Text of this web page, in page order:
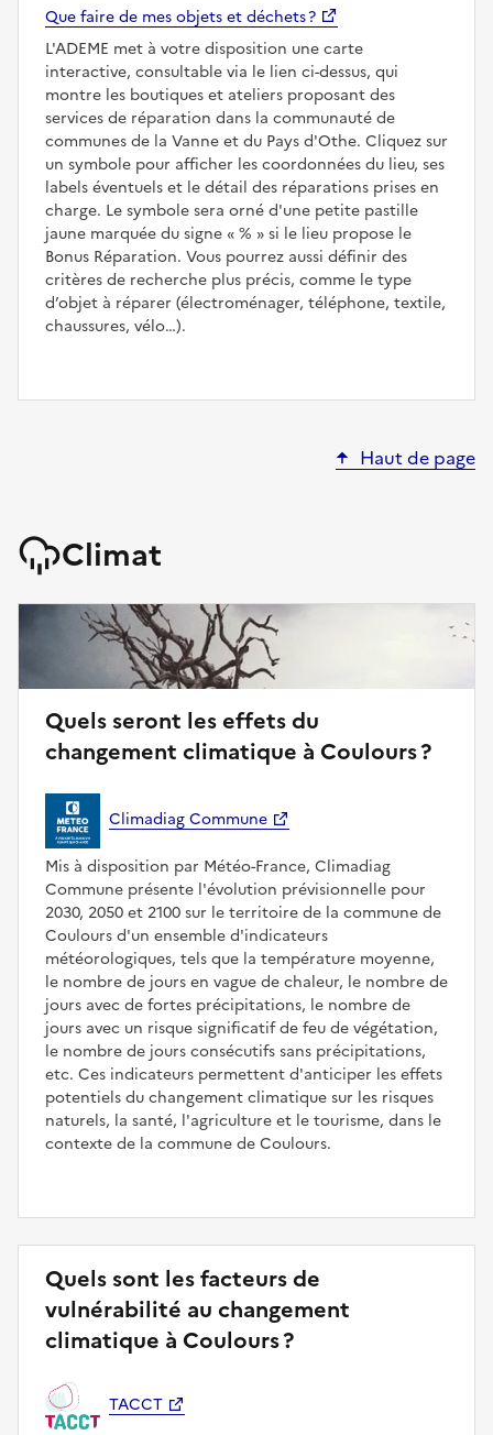
Que faire de mes objets et déchets ?
L'ADEME met à votre disposition une carte
interactive, consultable via le lien ci-dessus, qui
montre les boutiques et ateliers proposant des
services de réparation dans la communauté de
communes de la Vanne et du Pays d'Othe. Cliquez sur
un symbole pour afficher les coordonnées du lieu, ses
labels éventuels et le détail des réparations prises en
charge. Le symbole sera orné d'une petite pastille
jaune marquée du signe
%
si le lieu propose le
Bonus Réparation. Vous pourrez aussi définir des
critères de recherche plus précis, comme le type
d’objet à réparer (électroménager, téléphone, textile,
chaussures, vélo…).
Haut de page
Climat
Quels seront les effets du
changement climatique à Coulours ?
Climadiag Commune
Mis à disposition par Météo-France, Climadiag
Commune présente l'évolution prévisionnelle pour
2030, 2050 et 2100 sur le territoire de la commune de
Coulours d'un ensemble d'indicateurs
météorologiques, tels que la température moyenne,
le nombre de jours en vague de chaleur, le nombre de
jours avec de fortes précipitations, le nombre de
jours avec un risque significatif de feu de végétation,
le nombre de jours consécutifs sans précipitations,
etc. Ces indicateurs permettent d'anticiper les effets
potentiels du changement climatique sur les risques
naturels, la santé, l'agriculture et le tourisme, dans le
contexte de la commune de Coulours.
Quels sont les facteurs de
vulnérabilité au changement
climatique à Coulours ?
TACCT